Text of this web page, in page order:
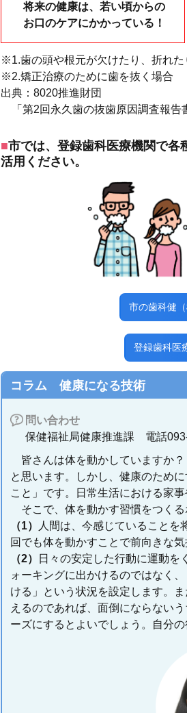
将来の健康は、若い頃からの
お口のケアにかかっている！
※1.歯の頭や根元が欠けたり、折れた
※2.矯正治療のために歯を抜く場合
出典：8020推進財団
「第2回永久歯の抜歯原因調査報告
■市では、登録歯科医療機関で各
活用ください。
市の歯科健
登録歯科医
コラム 健康になる技術
問い合わせ
保健福祉局健康推進課 電話
皆さんは体を動かしていますか
と思います。しかし、健康のため
こと」です。日常生活における家
そこで、体を動かす習慣をつくる
（1）
人間は、今感じていることを
回でも体を動かすことで前向きな
（2）
日々の安定した行動に運動を
ォーキングに出かけるのではなく
ける」という状況を設定します。
えるのであれば、面倒にならない
ーズにするとよいでしょう。自分